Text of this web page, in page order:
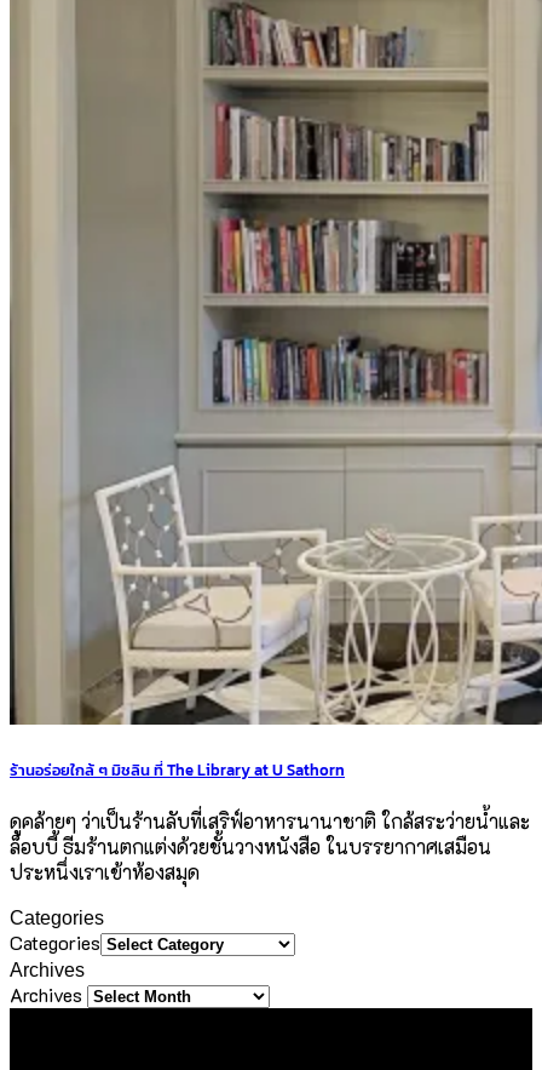
ร้านอร่อยใกล้ ๆ มิชลิน ที่ The Library at U Sathorn
ดูคล้ายๆ ว่าเป็นร้านลับที่เสริฟ์อาหารนานาชาติ ใกล้สระว่ายน้ำและ
ล็อบบี้ ธีมร้านตกแต่งด้วยชั้นวางหนังสือ ในบรรยากาศเสมือน
ประหนึ่งเราเข้าห้องสมุด
Categories
Categories
Archives
Archives